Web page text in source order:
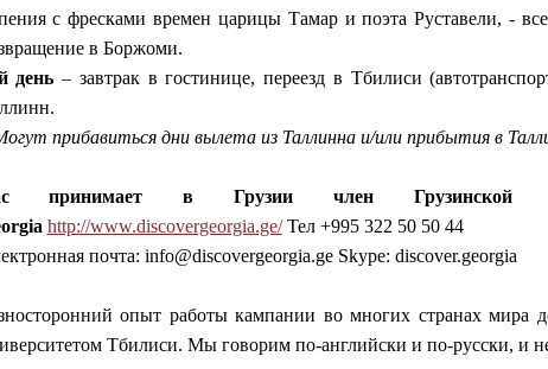
с фресками времен царицы Тамар и поэта Руставели, -
в Боржоми.
день – завтрак в гостинице, переезд в Тбилиси
прибавиться дни вылета из Таллинна и/или прибытия в
принимает в Грузии член Грузинской
http://www.discovergeorgia.ge/Тел +995 322 50 50 44
почта: info@discovergeorgia.ge Skype: discover.georgia
опыт работы кампании во многих странах мира
Тбилиси. Мы говорим по-английски и по-русски, и